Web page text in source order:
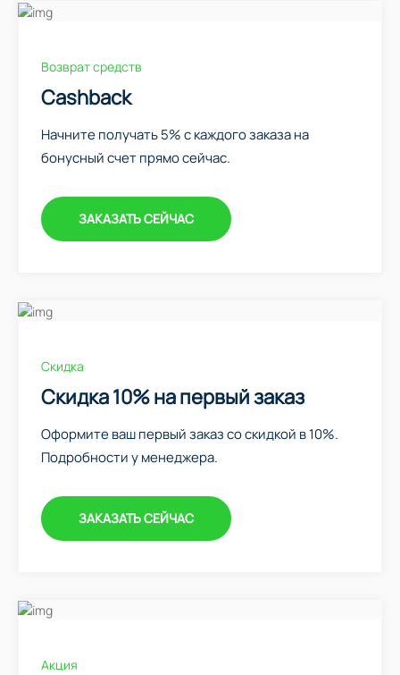
Возврат средств
Cashback
Начните получать 5% с каждого заказа на
бонусный счет прямо сейчас.
ЗАКАЗАТЬ СЕЙЧАС
Скидка
Скидка 10% на первый заказ
Оформите ваш первый заказ со скидкой в 10%.
Подробности у менеджера.
ЗАКАЗАТЬ СЕЙЧАС
Акция